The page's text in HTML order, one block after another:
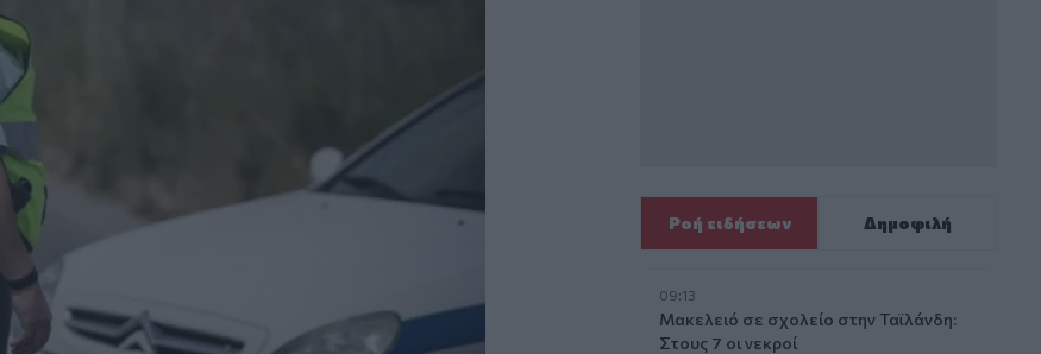
Ροή ειδήσεων Δημοφιλή
09:13
Μακελειό σε σχολείο στην Ταϊλάνδη:
Στους 7 οι νεκροί